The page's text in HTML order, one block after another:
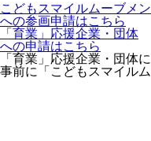
こどもスマイルムーブメン
への参画申請はこちら
「育業」応援企業・団体
への申請はこちら
「育業」応援企業・団体
事前に「こどもスマイル